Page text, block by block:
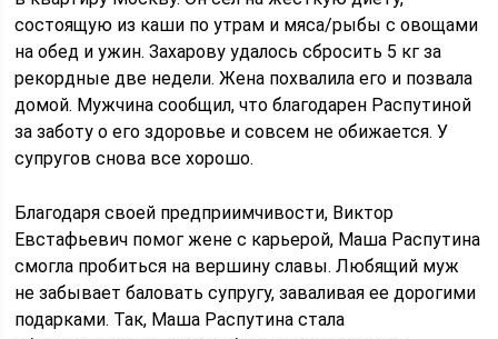
состоящую из каши по утрам и мяса/рыбы с овощами
на обед и ужин. Захарову удалось сбросить 5 кг за
рекордные две недели. Жена похвалила его и позвала
домой. Мужчина сообщил, что благодарен Распутиной
за заботу о его здоровье и совсем не обижается. У
супругов снова все хорошо.
Благодаря своей предприимчивости, Виктор
Евстафьевич помог жене с карьерой, Маша Распутина
смогла пробиться на вершину славы. Любящий муж
не забывает баловать супругу, заваливая ее дорогими
подарками. Так, Маша Распутина стала